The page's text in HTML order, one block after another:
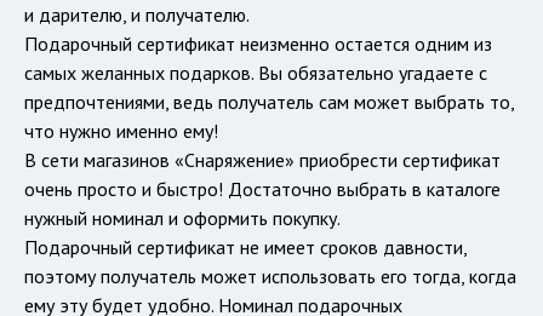
и дарителю, и получателю.
Подарочный сертификат неизменно остается одним из
самых желанных подарков. Вы обязательно угадаете с
предпочтениями, ведь получатель сам может выбрать то,
что нужно именно ему!
В сети магазинов «Снаряжение» приобрести сертификат
очень просто и быстро! Достаточно выбрать в каталоге
нужный номинал и оформить покупку.
Подарочный сертификат не имеет сроков давности,
поэтому получатель может использовать его тогда, когда
ему эту будет удобно. Номинал подарочных